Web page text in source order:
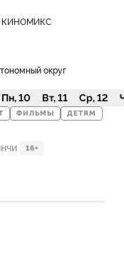
КИНОМИКС
округ
Пн, 10 Вт, 11 Ср, 12
ФИЛЬМЫ ДЕТЯМ
16+